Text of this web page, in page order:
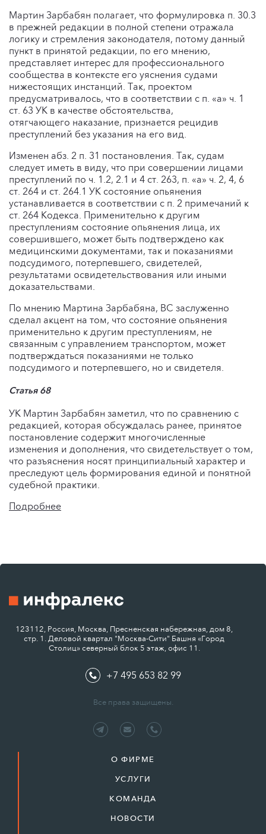
Мартин Зарбабян полагает, что формулировка п. 30.3
в прежней редакции в полной степени отражала
логику и стремления законодателя, потому данный
пункт в принятой редакции, по его мнению,
представляет интерес для профессионального
сообщества в контексте его уяснения судами
нижестоящих инстанций. Так, проектом
предусматривалось, что в соответствии с п. «а» ч. 1
ст. 63 УК в качестве обстоятельства,
отягчающего наказание, признается рецидив
преступлений без указания на его вид.
Изменен абз. 2 п. 31 постановления. Так, судам
следует иметь в виду, что при совершении лицами
преступлений по ч. 1.2, 2.1 и 4 ст. 263, п. «а» ч. 2, 4, 6
ст. 264 и ст. 264.1 УК состояние опьянения
устанавливается в соответствии с п. 2 примечаний к
ст. 264 Кодекса. Применительно к другим
преступлениям состояние опьянения лица, их
совершившего, может быть подтверждено как
медицинскими документами, так и показаниями
подсудимого, потерпевшего, свидетелей,
результатами освидетельствования или иными
доказательствами.
По мнению Мартина Зарбабяна, ВС заслуженно
сделал акцент на том, что состояние опьянения
применительно к другим преступлениям, не
связанным с управлением транспортом, может
подтверждаться показаниями не только
подсудимого и потерпевшего, но и свидетеля.
Статья 68
УК Мартин Зарбабян заметил, что по сравнению с
редакцией, которая обсуждалась ранее, принятое
постановление содержит многочисленные
изменения и дополнения, что свидетельствует о том,
что разъяснения носят принципиальный характер и
преследуют цель формирования единой и понятной
судебной практики.
Подробнее
123112, Россия, Москва, Пресненская набережная, дом 8,
стр. 1. Деловой квартал "Москва-Сити" Башня «Город
Столиц» северный блок 5 этаж, офис 11.
+7 495 653 82 99
Все права защищены.
О ФИРМЕ
УСЛУГИ
КОМАНДА
НОВОСТИ